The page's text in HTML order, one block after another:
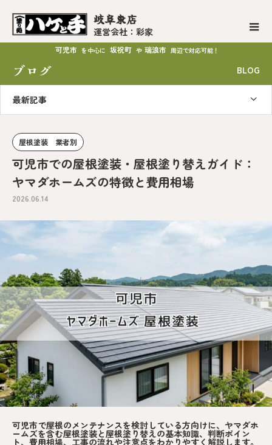
岐阜東店
運営会社：彩家
可児市 を中心に 坂祝町 や 瑞浪市 周辺で対応可能！
ブログ BLOG
最新記事
屋根塗装 業者別
可児市での屋根塗装・屋根塗り替えガイド：
ヤマダホームズの特徴と費用相場
2026.06.14
可児市で屋根のメンテナンスを検討している方向けに、ヤマダホ
ームズを含む屋根塗装と屋根塗り替えの基本知識、判断ポイン
ト、費用相場、工事の流れや注意点をわかりやすく解説します。